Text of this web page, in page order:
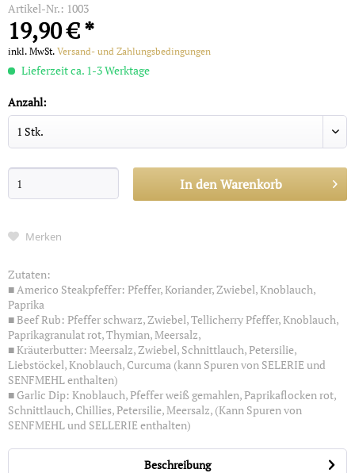
Artikel-Nr.: 1003
19,90 € *
inkl. MwSt. Versand- und Zahlungsbedingungen
Lieferzeit ca. 1-3 Werktage
Anzahl:
In denWarenkorb
Merken
Zutaten:
■ Americo Steakpfeffer: Pfeffer, Koriander, Zwiebel, Knoblauch,
Paprika
■ Beef Rub: Pfeffer schwarz, Zwiebel, Tellicherry Pfeffer, Knoblauch,
Paprikagranulat rot, Thymian, Meersalz,
■ Kräuterbutter: Meersalz, Zwiebel, Schnittlauch, Petersilie,
Liebstöckel, Knoblauch, Curcuma (kann Spuren von SELERIE und
SENFMEHL enthalten)
■ Garlic Dip: Knoblauch, Pfeffer weiß gemahlen, Paprikaflocken rot,
Schnittlauch, Chillies, Petersilie, Meersalz, (Kann Spuren von
SENFMEHL und SELLERIE enthalten)
Beschreibung